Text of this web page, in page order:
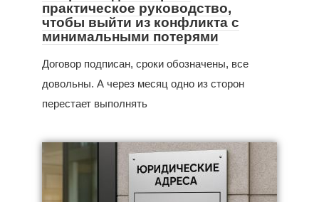
практическое руководство,
чтобы выйти из конфликта с
минимальными потерями
Договор подписан, сроки обозначены, все
довольны. А через месяц одно из сторон
перестает выполнять